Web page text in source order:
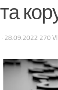
· 28.09.2022 270